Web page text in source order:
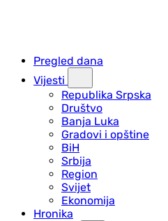
Pregled dana
Vijesti
Republika Srpska
Društvo
Banja Luka
Gradovi i opštine
BiH
Srbija
Region
Svijet
Ekonomija
Hronika